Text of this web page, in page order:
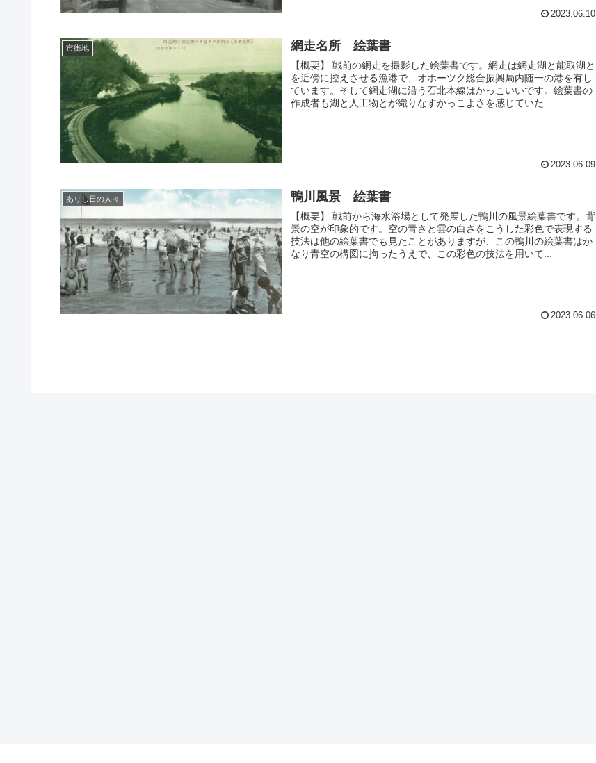
2023.06.10
市街地 網走名所 絵葉書
【概要】 戦前の網走を撮影した絵葉書です。網走は網走湖と能取湖と
を近傍に控えさせる漁港で、オホーツク総合振興局内随一の港を有し
ています。そして網走湖に沿う石北本線はかっこいいです。絵葉書の
作成者も湖と人工物とが織りなすかっこよさを感じていた...
2023.06.09
ありし日の人々 鴨川風景 絵葉書
【概要】 戦前から海水浴場として発展した鴨川の風景絵葉書です。背
景の空が印象的です。空の青さと雲の白さをこうした彩色で表現する
技法は他の絵葉書でも見たことがありますが、この鴨川の絵葉書はか
なり青空の構図に拘ったうえで、この彩色の技法を用いて...
2023.06.06